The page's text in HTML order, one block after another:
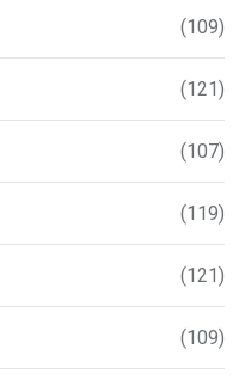
(109)
(121)
(107)
(119)
(121)
(109)